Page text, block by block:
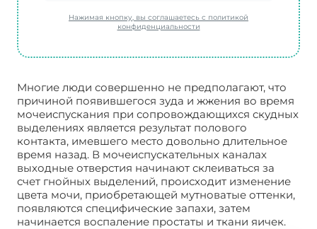
Нажимая кнопку, вы соглашаетесь с политикой
конфиденциальности
Многие люди совершенно не предполагают, что
причиной появившегося зуда и жжения во время
мочеиспускания при сопровождающихся скудных
выделениях является результат полового
контакта, имевшего место довольно длительное
время назад. В мочеиспускательных каналах
выходные отверстия начинают склеиваться за
счет гнойных выделений, происходит изменение
цвета мочи, приобретающей мутноватые оттенки,
появляются специфические запахи, затем
начинается воспаление простаты и ткани яичек.